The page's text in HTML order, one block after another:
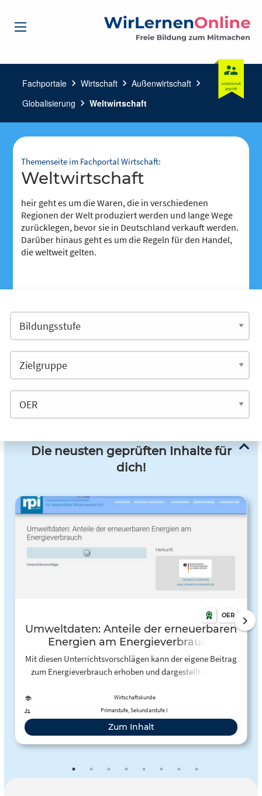
Fachportale chevron_right Wirtschaft chevron_right Außenwirtschaft chevron_right
Globalisierung chevron_right Weltwirtschaft
Themenseite im Fachportal Wirtschaft:
Weltwirtschaft
heir geht es um die Waren, die in verschiedenen
Regionen der Welt produziert werden und lange Wege
zurücklegen, bevor sie in Deutschland verkauft werden.
Darüber hinaus geht es um die Regeln für den Handel,
die weltweit gelten.
Die neusten geprüften Inhalte für
dich!
OER
Umweltdaten: Anteile der erneuerbaren
Energien am Energieverbrauch
Mit diesen Unterrichtsvorschlägen kann der eigene Beitrag
zum Energieverbrauch erhoben und dargestellt werden.
Bevölkerung zu diesem Thema, was vor allem für die
Diskussionen zum Klimawandel von Nutzen sein kann.
Wirtschaftskunde
Primarstufe, Sekundarstufe I
Zum Inhalt